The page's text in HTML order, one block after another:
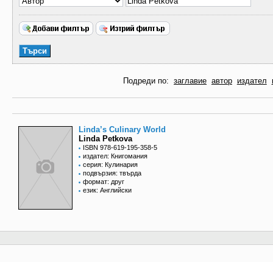
Подреди по: заглавие автор издател
Linda’s Culinary World
Linda Petkova
ISBN 978-619-195-358-5
издател: Книгомания
серия: Кулинария
подвързия: твърда
формат: друг
език: Английски